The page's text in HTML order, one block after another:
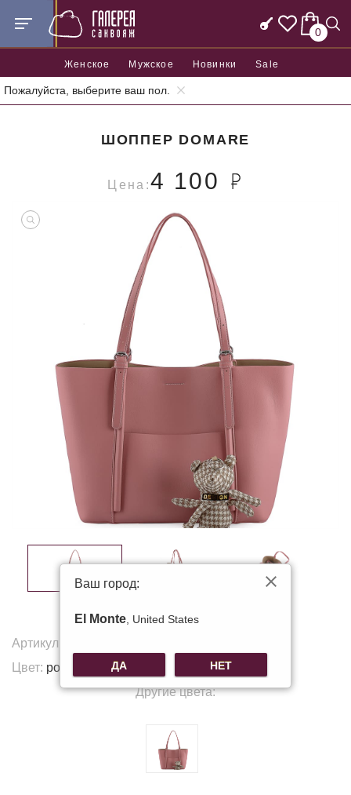
0
Женское Мужское Новинки Sale
Пожалуйста, выберите ваш пол.
Главная Женские сумки Шопперы
ШОППЕР DOMARE
Цена:4 100
Артикул:
Цвет: розовый
Другие цвета:
Ваш город:
El Monte , United States
ДА НЕТ